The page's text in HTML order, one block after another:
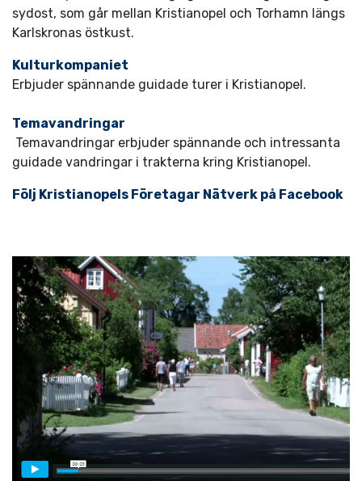
sydost, som går mellan Kristianopel och Torhamn längs
Karlskronas östkust.
Kulturkompaniet
Erbjuder spännande guidade turer i Kristianopel.
Temavandringar
Temavandringar erbjuder spännande och intressanta
guidade vandringar i trakterna kring Kristianopel.
Följ Kristianopels Företagar Nätverk på Facebook